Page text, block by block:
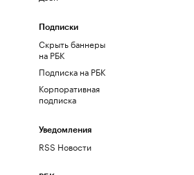
Подписки
Скрыть баннеры
на РБК
Подписка на РБК
Корпоративная
подписка
Уведомления
RSS Новости